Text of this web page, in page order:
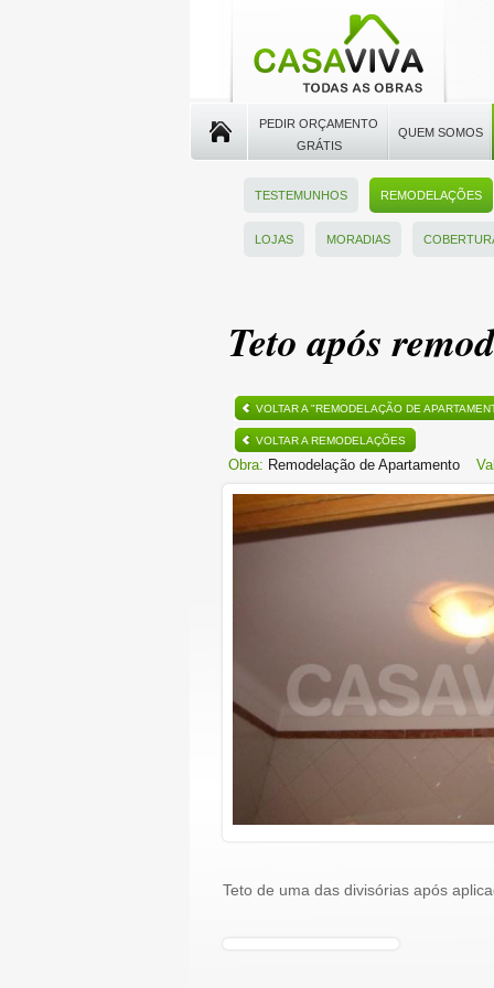
PEDIR ORÇAMENTO
GRÁTIS
QUEM SOMOS
TESTEMUNHOS REMODELAÇÕES
LOJAS MORADIAS
Teto após
VOLTAR A "REMODELAÇÃO DE
VOLTAR A REMODELAÇÕES
Obra: Remodelação de Apartamento
Teto de uma das divisórias após